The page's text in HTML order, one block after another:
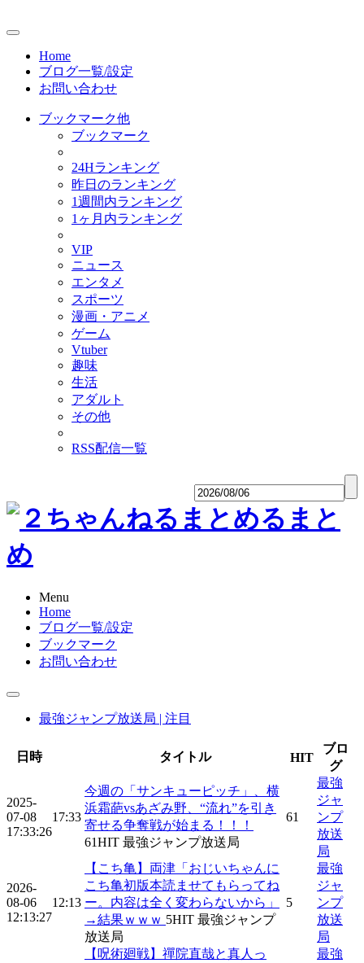
Home
ブログ一覧/設定
お問い合わせ
ブックマーク他
ブックマーク
24Hランキング
昨日のランキング
1週間内ランキング
1ヶ月内ランキング
VIP
ニュース
エンタメ
スポーツ
漫画・アニメ
ゲーム
Vtuber
趣味
生活
アダルト
その他
RSS配信一覧
Menu
Home
ブログ一覧/設定
ブックマーク
お問い合わせ
最強ジャンプ放送局 | 注目
日時 タイトル HIT
ブロ
グ
2025-
07-08
17:33:26
17:33
今週の「サンキューピッチ」、横
浜霜葩vsあざみ野、“流れ”を引き
寄せる争奪戦が始まる！！！
61HIT 最強ジャンプ放送局
61
最強
ジャ
ンプ
放送
局
2026-
08-06
12:13:27
12:13
【こち亀】両津「おじいちゃんに
こち亀初版本読ませてもらってね
ー。内容は全く変わらないから」
→結果ｗｗｗ 5HIT 最強ジャンプ
放送局
5
最強
ジャ
ンプ
放送
局
【呪術廻戦】禪院直哉と真人っ
最強